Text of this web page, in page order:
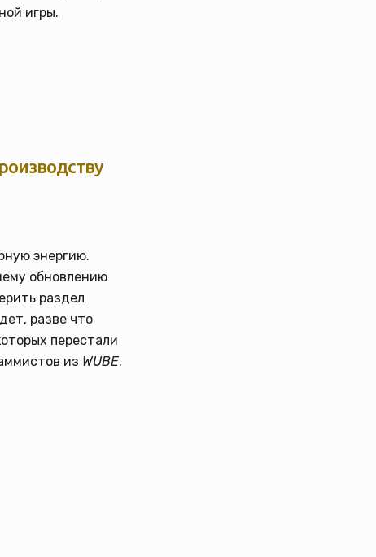
игры.
энергию.
обновлению
раздел
разве что
перестали
из WUBE.